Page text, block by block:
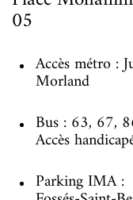
05
Accès métro :
Morland
Bus : 63, 67,
Accès
Parking IMA :